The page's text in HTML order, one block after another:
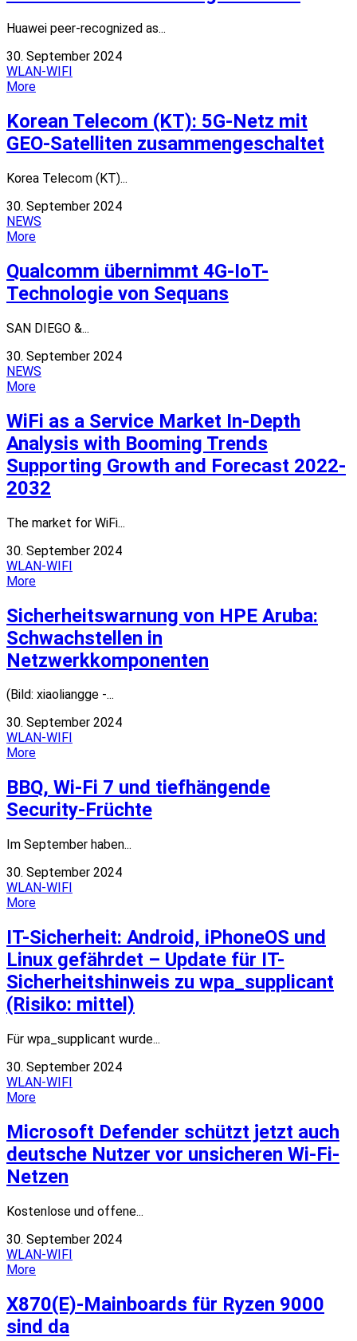
Huawei peer-recognized as...
30. September 2024
WLAN-WIFI
More
Korean Telecom (KT): 5G-Netz mit
GEO-Satelliten zusammengeschaltet
Korea Telecom (KT)...
30. September 2024
NEWS
More
Qualcomm übernimmt 4G-IoT-
Technologie von Sequans
SAN DIEGO &...
30. September 2024
NEWS
More
WiFi as a Service Market In-Depth
Analysis with Booming Trends
Supporting Growth and Forecast 2022-
2032
The market for WiFi...
30. September 2024
WLAN-WIFI
More
Sicherheitswarnung von HPE Aruba:
Schwachstellen in
Netzwerkkomponenten
(Bild: xiaoliangge -...
30. September 2024
WLAN-WIFI
More
BBQ, Wi-Fi 7 und tiefhängende
Security-Früchte
Im September haben...
30. September 2024
WLAN-WIFI
More
IT-Sicherheit: Android, iPhoneOS und
Linux gefährdet – Update für IT-
Sicherheitshinweis zu wpa_supplicant
(Risiko: mittel)
Für wpa_supplicant wurde...
30. September 2024
WLAN-WIFI
More
Microsoft Defender schützt jetzt auch
deutsche Nutzer vor unsicheren Wi-Fi-
Netzen
Kostenlose und offene...
30. September 2024
WLAN-WIFI
More
X870(E)-Mainboards für Ryzen 9000
sind da